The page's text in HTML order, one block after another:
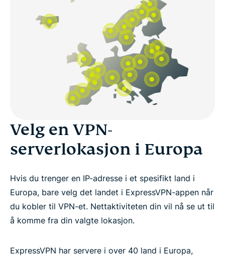
Velg en VPN-
serverlokasjon i Europa
Hvis du trenger en IP-adresse i et spesifikt land i
Europa, bare velg det landet i ExpressVPN-appen når
du kobler til VPN-et. Nettaktiviteten din vil nå se ut til
å komme fra din valgte lokasjon.
ExpressVPN har servere i over 40 land i Europa,